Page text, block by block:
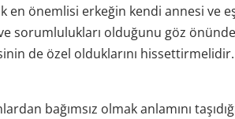
en önemlisi erkeğin kendi annesi ve
sorumlulukları olduğunu göz önünde
de özel olduklarını hissettirmelidir.
bağımsız olmak anlamını